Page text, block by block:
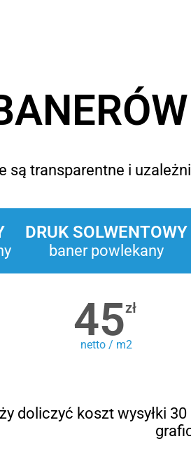
są transparentne i
DRUK SOLWENTOWY
baner powlekany
45zł
netto / m2
doliczyć koszt wysyłki